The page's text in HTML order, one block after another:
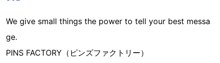
We give small things the power to tell your best messa
ge.
PINS FACTORY（ピンズファクトリー）